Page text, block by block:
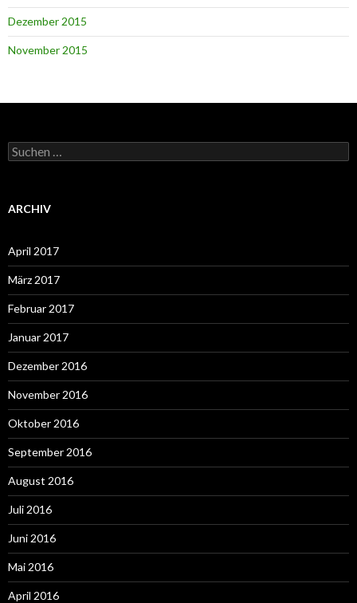
Dezember 2015
November 2015
Suchen
nach:
ARCHIV
April 2017
März 2017
Februar 2017
Januar 2017
Dezember 2016
November 2016
Oktober 2016
September 2016
August 2016
Juli 2016
Juni 2016
Mai 2016
April 2016